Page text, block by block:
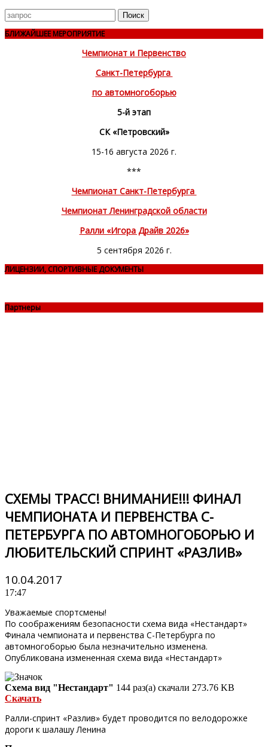
Поиск
для
БЛИЖАЙШЕЕ МЕРОПРИЯТИЕ
Чемпионат и Первенство
Санкт-Петербурга
по автомногоборью
5-й этап
СК «Петровский»
15-16 августа 2026 г.
***
Чемпионат Санкт-Петербурга
Чемпионат Ленинградской области
Ралли «Игора Драйв 2026»
5 сентября 2026 г.
ЛИЦЕНЗИИ, СПОРТИВНЫЕ ДОКУМЕНТЫ
Партнеры
СХЕМЫ ТРАСС! ВНИМАНИЕ!!! ФИНАЛ
ЧЕМПИОНАТА И ПЕРВЕНСТВА С-
ПЕТЕРБУРГА ПО АВТОМНОГОБОРЬЮ И
ЛЮБИТЕЛЬСКИЙ СПРИНТ «РАЗЛИВ»
10.04.2017
17:47
Уважаемые спортсмены!
По соображениям безопасности схема вида «Нестандарт»
Финала чемпионата и первенства С-Петербурга по
автомногоборью была незначительно изменена.
Опубликована измененная схема вида «Нестандарт»
Схема вид "Нестандарт" 144 раз(а) скачали 273.76 KB
Скачать
Ралли-спринт «Разлив» будет проводится по велодорожке
дороги к шалашу Ленина